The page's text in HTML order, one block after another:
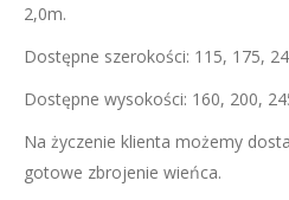
2,0m.
Dostępne szerokości: 115, 175,
Dostępne wysokości: 160, 200,
Na życzenie klienta możemy
gotowe zbrojenie wieńca.